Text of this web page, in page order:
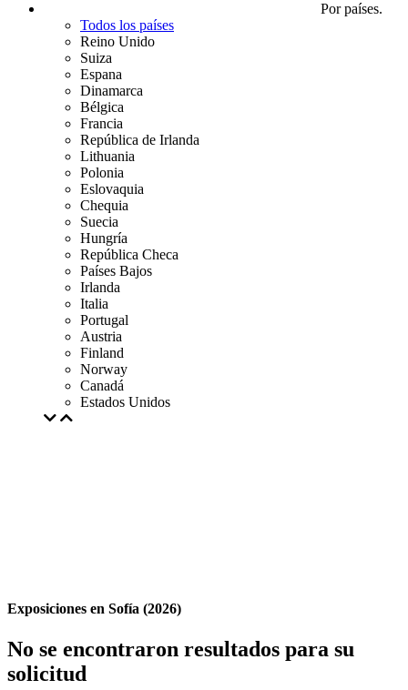
Por países.
Todos los países
Reino Unido
Suiza
Espana
Dinamarca
Bélgica
Francia
República de Irlanda
Lithuania
Polonia
Eslovaquia
Chequia
Suecia
Hungría
República Checa
Países Bajos
Irlanda
Italia
Portugal
Austria
Finland
Norway
Canadá
Estados Unidos
Exposiciones en Sofía (2026)
No se encontraron resultados para su
solicitud